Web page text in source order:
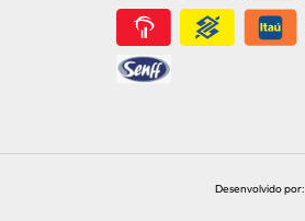
Desenvolvido por: